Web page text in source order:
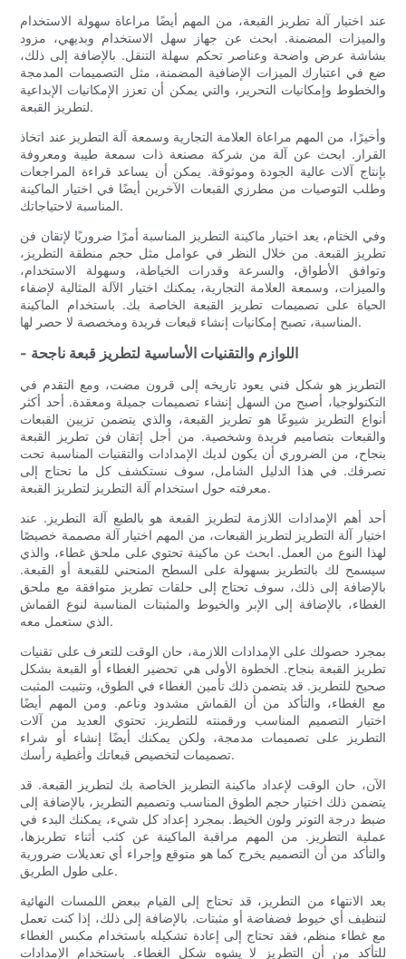
عند اختيار آلة تطريز القبعة، من المهم أيضًا مراعاة سهولة الاستخدام
والميزات المضمنة. ابحث عن جهاز سهل الاستخدام وبديهي، مزود
بشاشة عرض واضحة وعناصر تحكم سهلة التنقل. بالإضافة إلى ذلك،
ضع في اعتبارك الميزات الإضافية المضمنة، مثل التصميمات المدمجة
والخطوط وإمكانيات التحرير، والتي يمكن أن تعزز الإمكانيات الإبداعية
لتطريز القبعة.
وأخيرًا، من المهم مراعاة العلامة التجارية وسمعة آلة التطريز عند اتخاذ
القرار. ابحث عن آلة من شركة مصنعة ذات سمعة طيبة ومعروفة
بإنتاج آلات عالية الجودة وموثوقة. يمكن أن يساعد قراءة المراجعات
وطلب التوصيات من مطرزي القبعات الآخرين أيضًا في اختيار الماكينة
المناسبة لاحتياجاتك.
وفي الختام، يعد اختيار ماكينة التطريز المناسبة أمرًا ضروريًا لإتقان فن
تطريز القبعة. من خلال النظر في عوامل مثل حجم منطقة التطريز،
وتوافق الأطواق، والسرعة وقدرات الخياطة، وسهولة الاستخدام،
والميزات، وسمعة العلامة التجارية، يمكنك اختيار الآلة المثالية لإضفاء
الحياة على تصميمات تطريز القبعة الخاصة بك. باستخدام الماكينة
المناسبة، تصبح إمكانيات إنشاء قبعات فريدة ومخصصة لا حصر لها.
- اللوازم والتقنيات الأساسية لتطريز قبعة ناجحة
التطريز هو شكل فني يعود تاريخه إلى قرون مضت، ومع التقدم في
التكنولوجيا، أصبح من السهل إنشاء تصميمات جميلة ومعقدة. أحد أكثر
أنواع التطريز شيوعًا هو تطريز القبعة، والذي يتضمن تزيين القبعات
والقبعات بتصاميم فريدة وشخصية. من أجل إتقان فن تطريز القبعة
بنجاح، من الضروري أن يكون لديك الإمدادات والتقنيات المناسبة تحت
تصرفك. في هذا الدليل الشامل، سوف نستكشف كل ما تحتاج إلى
معرفته حول استخدام آلة التطريز لتطريز القبعة.
أحد أهم الإمدادات اللازمة لتطريز القبعة هو بالطبع آلة التطريز. عند
اختيار آلة التطريز لتطريز القبعات، من المهم اختيار آلة مصممة خصيصًا
لهذا النوع من العمل. ابحث عن ماكينة تحتوي على ملحق غطاء، والذي
سيسمح لك بالتطريز بسهولة على السطح المنحني للقبعة أو القبعة.
بالإضافة إلى ذلك، سوف تحتاج إلى حلقات تطريز متوافقة مع ملحق
الغطاء، بالإضافة إلى الإبر والخيوط والمثبتات المناسبة لنوع القماش
الذي ستعمل معه.
بمجرد حصولك على الإمدادات اللازمة، حان الوقت للتعرف على تقنيات
تطريز القبعة بنجاح. الخطوة الأولى هي تحضير الغطاء أو القبعة بشكل
صحيح للتطريز. قد يتضمن ذلك تأمين الغطاء في الطوق، وتثبيت المثبت
مع الغطاء، والتأكد من أن القماش مشدود وناعم. ومن المهم أيضًا
اختيار التصميم المناسب ورقمنته للتطريز. تحتوي العديد من آلات
التطريز على تصميمات مدمجة، ولكن يمكنك أيضًا إنشاء أو شراء
تصميمات لتخصيص قبعاتك وأغطية رأسك.
الآن، حان الوقت لإعداد ماكينة التطريز الخاصة بك لتطريز القبعة. قد
يتضمن ذلك اختيار حجم الطوق المناسب وتصميم التطريز، بالإضافة إلى
ضبط درجة التوتر ولون الخيط. بمجرد إعداد كل شيء، يمكنك البدء في
عملية التطريز. من المهم مراقبة الماكينة عن كثب أثناء تطريزها،
والتأكد من أن التصميم يخرج كما هو متوقع وإجراء أي تعديلات ضرورية
على طول الطريق.
بعد الانتهاء من التطريز، قد تحتاج إلى القيام ببعض اللمسات النهائية
لتنظيف أي خيوط فضفاضة أو مثبتات. بالإضافة إلى ذلك، إذا كنت تعمل
مع غطاء منظم، فقد تحتاج إلى إعادة تشكيله باستخدام مكبس الغطاء
للتأكد من أن التطريز لا يشوه شكل الغطاء. باستخدام الإمدادات